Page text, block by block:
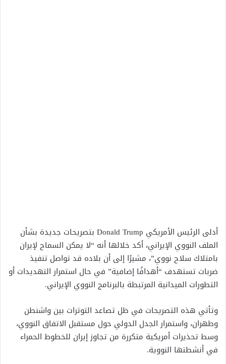
أدلى الرئيس الأمريكي Donald Trump بتصريحات جديدة بشأن
الملف النووي الإيراني، أكد خلالها أنه “لا يمكن السماح لإيران
بامتلاك سلاح نووي”، مشيرًا إلى أن بلاده قد تواصل تنفيذ
ضربات تستهدف “أهدافًا إضافية” في حال استمرار التهديدات أو
التطورات الميدانية المرتبطة بالبرنامج النووي الإيراني.
وتأتي هذه التصريحات في ظل تصاعد التوترات بين واشنطن
وطهران، واستمرار الجدل الدولي حول مستقبل الاتفاق النووي،
وسط تحذيرات أمريكية متكررة من تجاوز إيران للخطوط الحمراء
في أنشطتها النووية.